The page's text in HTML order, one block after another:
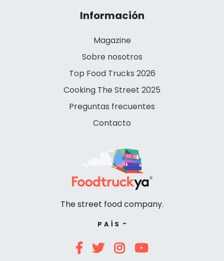
Información
Magazine
Sobre nosotros
Top Food Trucks 2026
Cooking The Street 2025
Preguntas frecuentes
Contacto
The street food company.
PAÍS